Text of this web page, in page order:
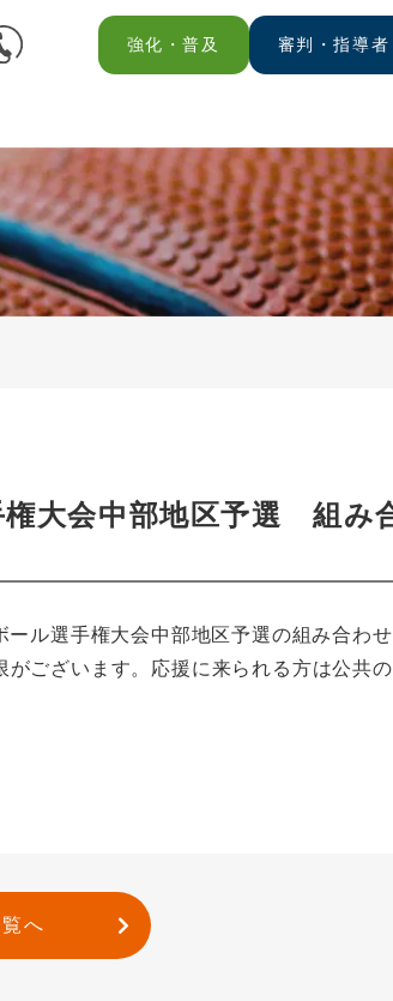
強化・普及 審判・指導
大会中部地区予選 組み
ル選手権大会中部地区予選の組み合わせ
ざいます。応援に来られる方は公共
へ